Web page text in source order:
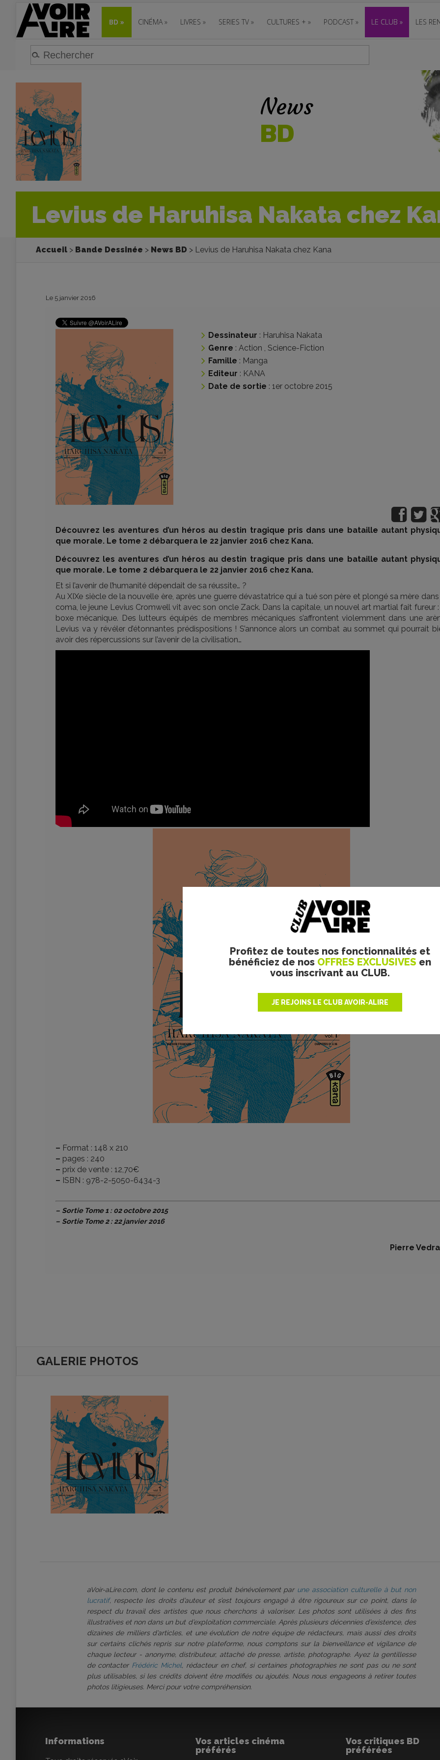
BD » CINÉMA » LIVRES » SERIES TV » CULTURES + » PODCAST » LE CLUB » LES
Profitez de toutes nos fonctionnalités et
bénéficiez de nos OFFRES EXCLUSIVES en
vous inscrivant au CLUB.
JE REJOINS LE CLUB AVOIR-ALIRE
News
BD
Levius de Haruhisa Nakata chez
Accueil Bande Dessinée News BD Levius de Haruhisa Nakata chez Kana
Le 5 janvier 2016
Dessinateur : Haruhisa Nakata
Genre : Action , Science-Fiction
Famille : Manga
Editeur : KANA
Date de sortie : 1er octobre 2015
Découvrez les aventures d’un héros au destin tragique pris dans une bataille autant
que morale. Le tome 2 débarquera le 22 janvier 2016 chez Kana.
Découvrez les aventures d’un héros au destin tragique pris dans une bataille autant
que morale. Le tome 2 débarquera le 22 janvier 2016 chez Kana.
Et si l’avenir de l’humanité dépendait de sa réussite… ?
Au XIXe siècle de la nouvelle ère, après une guerre dévastatrice qui a tué son père et plongé sa mère
coma, le jeune Levius Cromwell vit avec son oncle Zack. Dans la capitale, un nouvel art martial fait fureur
boxe mécanique. Des lutteurs équipés de membres mécaniques s’affrontent violemment dans une
Levius va y révéler d’étonnantes prédispositions ! S’annonce alors un combat au sommet qui pourrait
avoir des répercussions sur l’avenir de la civilisation…
– Format : 148 x 210
– pages : 240
– prix de vente : 12,70€
– ISBN : 978-2-5050-6434-3
– Sortie Tome 1 : 02 octobre 2015
– Sortie Tome 2 : 22 janvier 2016
Pierre
GALERIE PHOTOS
aVoir-aLire.com, dont le contenu est produit bénévolement par une association culturelle à but non
lucratif, respecte les droits d’auteur et s’est toujours engagé à être rigoureux sur ce point, dans le
respect du travail des artistes que nous cherchons à valoriser. Les photos sont utilisées à des fins
illustratives et non dans un but d’exploitation commerciale. Après plusieurs décennies d’existence, des
dizaines de milliers d’articles, et une évolution de notre équipe de rédacteurs, mais aussi des droits
sur certains clichés repris sur notre plateforme, nous comptons sur la bienveillance et vigilance de
chaque lecteur - anonyme, distributeur, attaché de presse, artiste, photographe. Ayez la gentillesse
de contacter Frédéric Michel, rédacteur en chef, si certaines photographies ne sont pas ou ne sont
plus utilisables, si les crédits doivent être modifiés ou ajoutés. Nous nous engageons à retirer toutes
photos litigieuses. Merci pour votre compréhension.
Informations
Vos articles cinéma
préférés
Vos critiques BD
préférées